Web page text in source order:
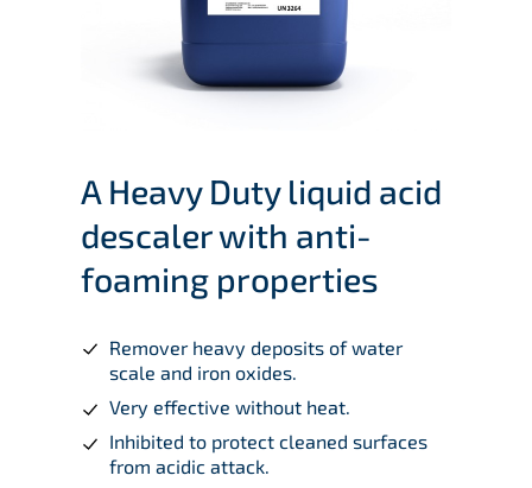
A Heavy Duty liquid acid
descaler with anti-
foaming properties
Remover heavy deposits of water
scale and iron oxides.
Very effective without heat.
Inhibited to protect cleaned surfaces
from acidic attack.